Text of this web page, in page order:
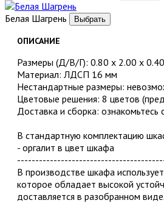
Белая Шагрень
ОПИСАНИЕ
Размеры (Д/В/Г): 0.80 х 2.00 х 0.40
Материал: ЛДСП 16 мм
Нестандартные размеры:
Цветовые решения: 8 цветов
Доставка и сборка:
В стандартную комплектацию
- оргалит в цвет шкафа
В производстве шкафа
которое обладает высокой
доставляется в разобранном виде.